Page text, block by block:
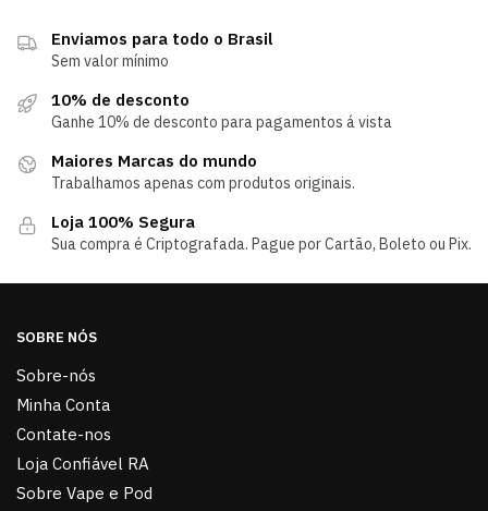
Enviamos para todo o Brasil
Sem valor mínimo
10% de desconto
Ganhe 10% de desconto para pagamentos á vista
Maiores Marcas do mundo
Trabalhamos apenas com produtos originais.
Loja 100% Segura
Sua compra é Criptografada. Pague por Cartão, Boleto ou Pix.
SOBRE NÓS
Sobre-nós
Minha Conta
Contate-nos
Loja Confiável RA
Sobre Vape e Pod